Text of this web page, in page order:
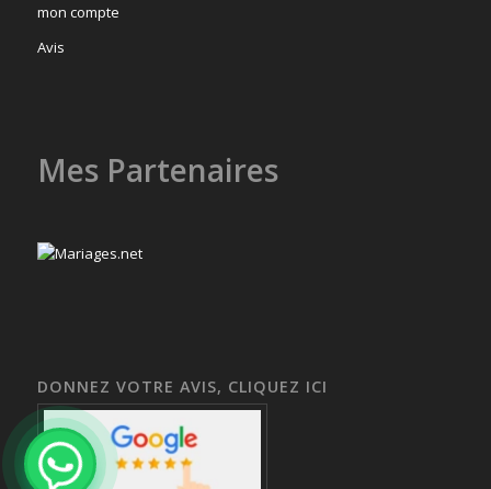
mon compte
Avis
Mes Partenaires
DONNEZ VOTRE AVIS, CLIQUEZ ICI